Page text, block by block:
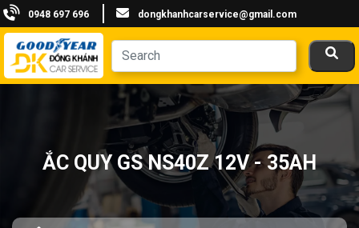
0948 697 696 dongkhanhcarservice@gmail.com
ẮC QUY GS NS40Z 12V - 35AH